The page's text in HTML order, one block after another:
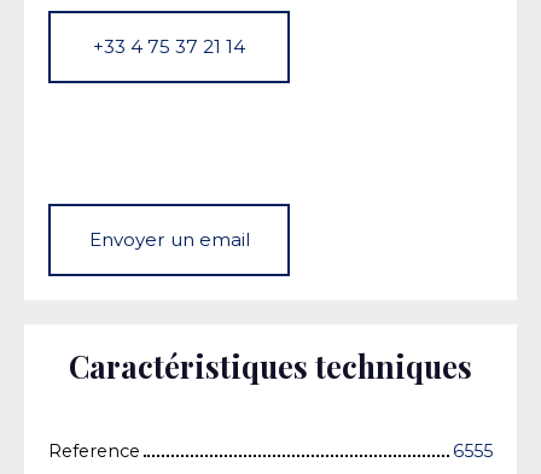
+33 4 75 37 21 14
Envoyer un email
Caractéristiques techniques
Reference
6555